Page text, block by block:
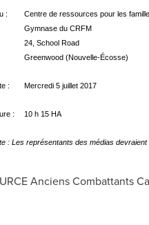
:
Centre de ressources pour les
Gymnase du CRFM
24, School Road
Greenwood (Nouvelle-Écosse)
: Mercredi 5 juillet 2017
: 10 h 15 HA
: Les représentants des médias
Anciens Combattants